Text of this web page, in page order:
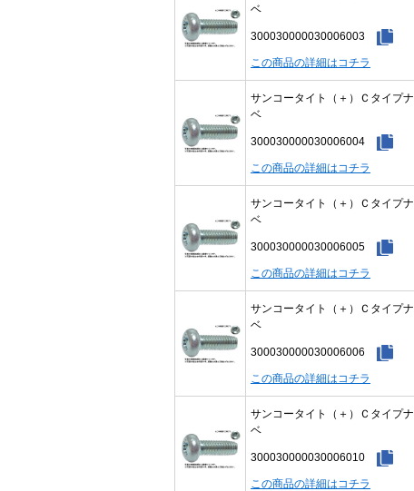
ベ
300030000030006003
この商品の詳細はコチラ
サンコータイト（＋）Ｃタイプナ
ベ
300030000030006004
この商品の詳細はコチラ
サンコータイト（＋）Ｃタイプナ
ベ
300030000030006005
この商品の詳細はコチラ
サンコータイト（＋）Ｃタイプナ
ベ
300030000030006006
この商品の詳細はコチラ
サンコータイト（＋）Ｃタイプナ
ベ
300030000030006010
この商品の詳細はコチラ